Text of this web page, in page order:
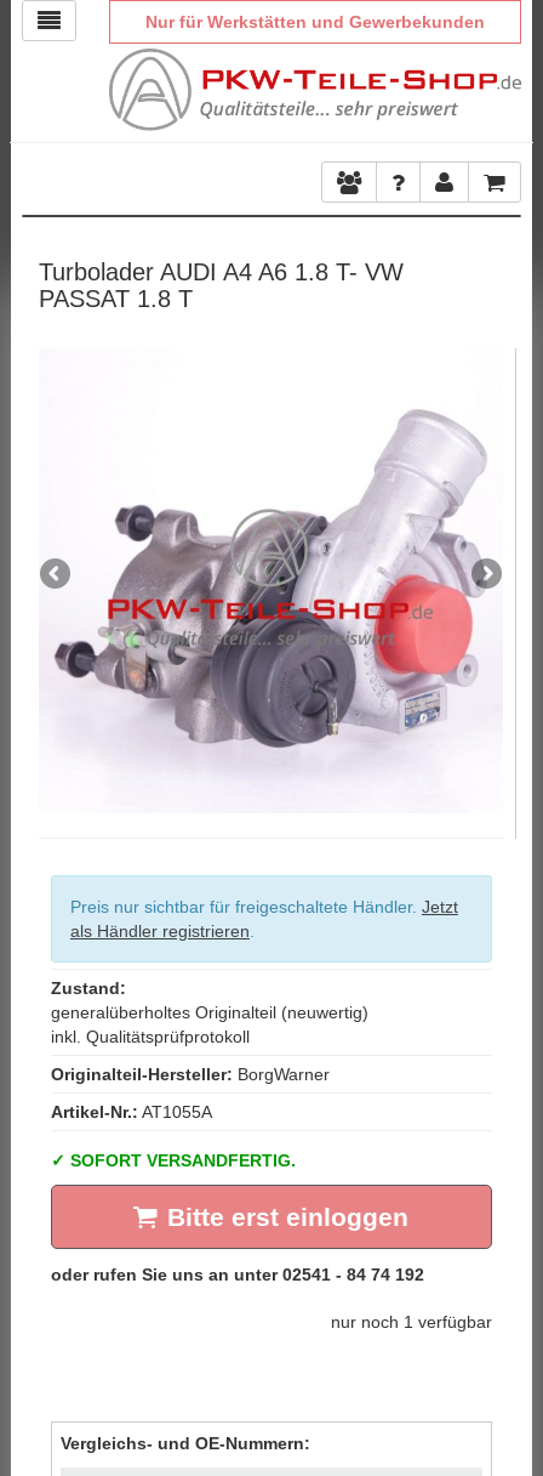
Nur für Werkstätten und Gewerbekunden
Turbolader AUDI A4 A6 1.8 T- VW
PASSAT 1.8 T
Preis nur sichtbar für freigeschaltete Händler. Jetzt
als Händler registrieren
Zustand:
generalüberholtes Originalteil (neuwertig)
inkl. Qualitätsprüfprotokoll
Originalteil-Hersteller: BorgWarner
Artikel-Nr.: AT1055A
SOFORT VERSANDFERTIG.
Bitte erst einloggen
nur noch 1 verfügbar
Vergleichs- und OE-Nummern: